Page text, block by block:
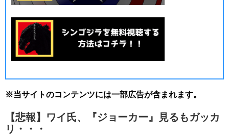
※当サイトのコンテンツには一部広告が含まれます。
【悲報】ワイ氏、『ジョーカー』見るもガッカ
リ・・・